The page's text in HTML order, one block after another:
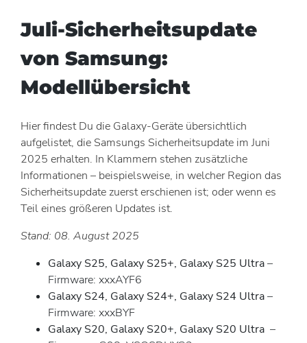
Juli-Sicherheitsupdate
von Samsung:
Modellübersicht
Hier findest Du die Galaxy-Geräte übersichtlich
aufgelistet, die Samsungs Sicherheitsupdate im Juni
2025 erhalten. In Klammern stehen zusätzliche
Informationen – beispielsweise, in welcher Region das
Sicherheitsupdate zuerst erschienen ist; oder wenn es
Teil eines größeren Updates ist.
Stand: 08. August 2025
Galaxy S25, Galaxy S25+, Galaxy S25 Ultra–
Firmware: xxxAYF6
Galaxy S24, Galaxy S24+, Galaxy S24 Ultra–
Firmware: xxxBYF
Galaxy S20, Galaxy S20+, Galaxy S20 Ultra –